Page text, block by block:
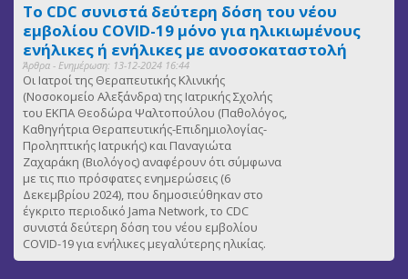
Το CDC συνιστά δεύτερη δόση του νέου
εμβολίου COVID-19 μόνο για ηλικιωμένους
ενήλικες ή ενήλικες με ανοσοκαταστολή
Άρθρα - Ενημέρωση: 13-12-2024 16:44
Οι Ιατροί της Θεραπευτικής Κλινικής
(Νοσοκομείο Αλεξάνδρα) της Ιατρικής Σχολής
του ΕΚΠΑ Θεοδώρα Ψαλτοπούλου (Παθολόγος,
Καθηγήτρια Θεραπευτικής-Επιδημιολογίας-
Προληπτικής Ιατρικής) και Παναγιώτα
Ζαχαράκη (Βιολόγος) αναφέρουν ότι σύμφωνα
με τις πιο πρόσφατες ενημερώσεις (6
Δεκεμβρίου 2024), που δημοσιεύθηκαν στο
έγκριτο περιοδικό Jama Network, το CDC
συνιστά δεύτερη δόση του νέου εμβολίου
COVID-19 για ενήλικες μεγαλύτερης ηλικίας.